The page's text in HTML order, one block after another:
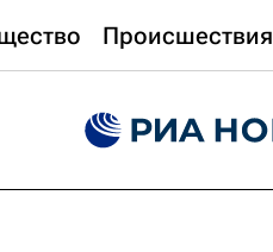
Происшествия